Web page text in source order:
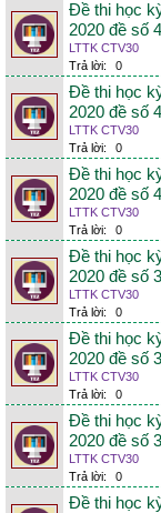
Đề thi học
2020 đề số
LTTK CTV30
Trả lời:
0
Đề thi học
2020 đề số
LTTK CTV30
Trả lời:
0
Đề thi học
2020 đề số
LTTK CTV30
Trả lời:
0
Đề thi học
2020 đề số
LTTK CTV30
Trả lời:
0
Đề thi học
2020 đề số
LTTK CTV30
Trả lời:
0
Đề thi học
2020 đề số
LTTK CTV30
Trả lời:
0
Đề thi học